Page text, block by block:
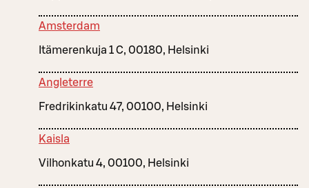
Amsterdam
Itämerenkuja 1 C, 00180, Helsinki
Angleterre
Fredrikinkatu 47, 00100, Helsinki
Kaisla
Vilhonkatu 4, 00100, Helsinki